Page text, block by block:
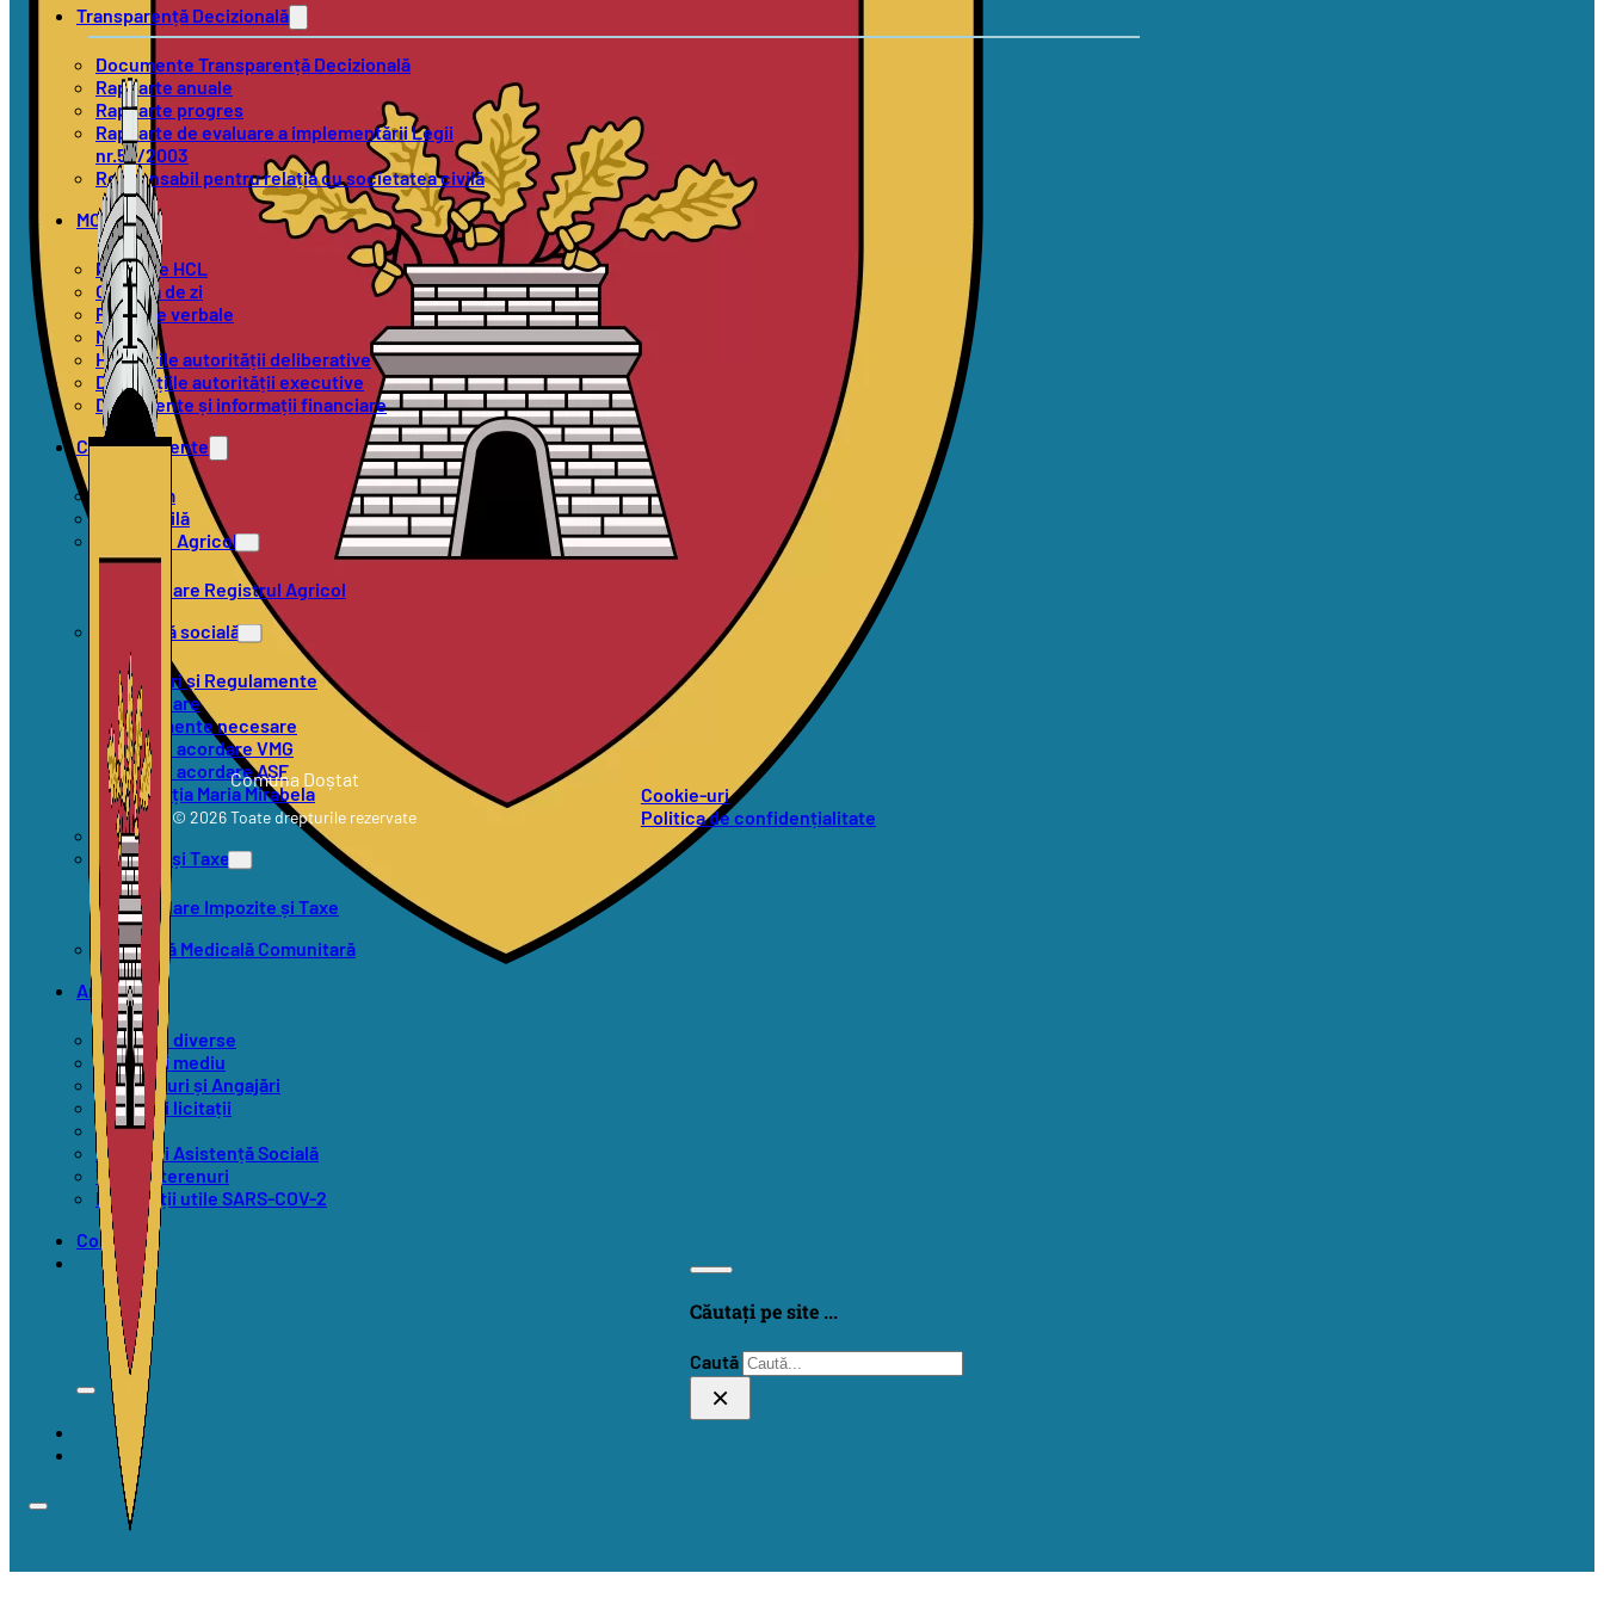
Transparență Decizională
Documente Transparență Decizională
Rapoarte anuale
Rapoarte progres
Rapoarte de evaluare a implementării Legii
nr.52/2003
Responsabil pentru relația cu societatea civilă
MOL
Proiecte HCL
Ordinea de zi
Procese verbale
Minute
Hotărârile autorității deliberative
Dispozițiile autorității executive
Documente și informații financiare
Compartimente
Urbanism
Stare Civilă
Registrul Agricol
Formulare Registrul Agricol
Asistență socială
Hotărâri și Regulamente
Formulare
Documente necesare
Criterii acordare VMG
Criterii acordare ASF
Asociația Maria Mirabela
SVSU
Impozite și Taxe
Formulare Impozite și Taxe
Asistență Medicală Comunitară
Anunțuri
Anunțuri diverse
Anunțuri mediu
Concursuri și Angajări
Anunțuri licitații
Alegeri
Anunțuri Asistență Socială
Vânzări terenuri
Informații utile SARS-COV-2
Contact
Căutați pe site ...
Caută
×
Comuna Doștat
© 2026 Toate drepturile rezervate
Cookie-uri
Politica de confidențialitate